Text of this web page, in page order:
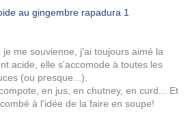
me souvienne, j'ai toujours aimé la
acide, elle s'accomode à toutes les
(ou presque...).
en jus, en chutney, en curd... Et
à l'idée de la faire en soupe!